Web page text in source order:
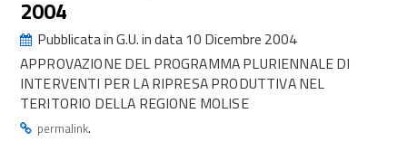
2004
Pubblicata in G.U. in data 10 Dicembre 2004
APPROVAZIONE DEL PROGRAMMA PLURIENNALE DI
INTERVENTI PER LA RIPRESA PRODUTTIVA NEL
TERITORIO DELLA REGIONE MOLISE
permalink.